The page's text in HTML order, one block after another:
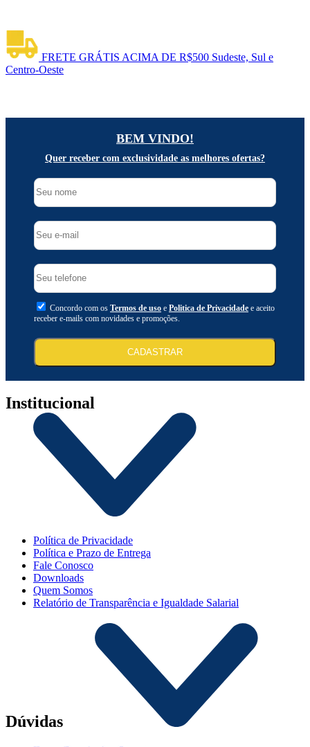
FRETE GRÁTIS ACIMA DE R$500 Sudeste, Sul e
Centro-Oeste
BEM VINDO!
Quer receber com exclusividade as melhores ofertas?
Concordo com os Termos de uso e Politica de Privacidade e aceito
receber e-mails com novidades e promoções.
CADASTRAR
Institucional
Política de Privacidade
Política e Prazo de Entrega
Fale Conosco
Downloads
Quem Somos
Relatório de Transparência e Igualdade Salarial
Dúvidas